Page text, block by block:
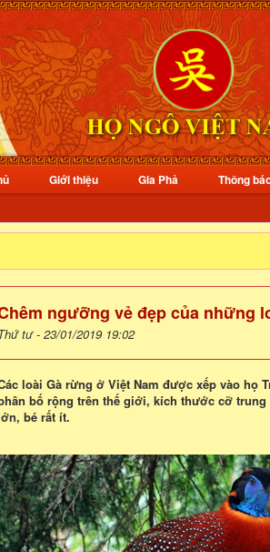
Giới thiệu Gia Phả Thông
ngưỡng vẻ đẹp của những
tư - 23/01/2019 19:02
loài Gà rừng ở Việt Nam được xếp vào họ
bố rộng trên thế giới, kích thước cỡ
bé rất ít.